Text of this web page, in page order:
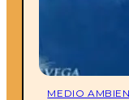
MEDIO